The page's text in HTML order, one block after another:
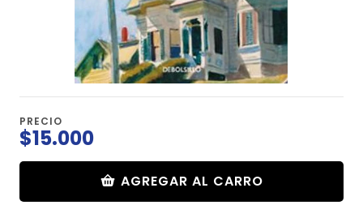
PRECIO
$15.000
AGREGAR AL CARRO